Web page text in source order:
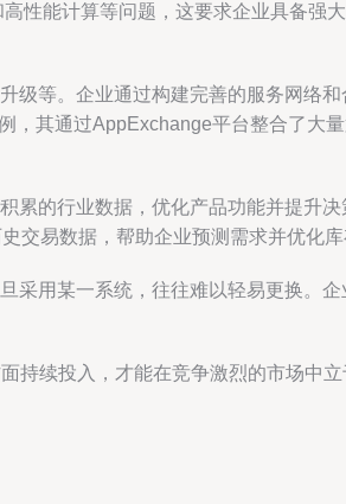
性能计算等问题，这要求企业具备强
级等。企业通过构建完善的服务网络
，其通过AppExchange平台整合了大
累的行业数据，优化产品功能并提升
交易数据，帮助企业预测需求并优化库
采用某一系统，往往难以轻易更换。
持续投入，才能在竞争激烈的市场中